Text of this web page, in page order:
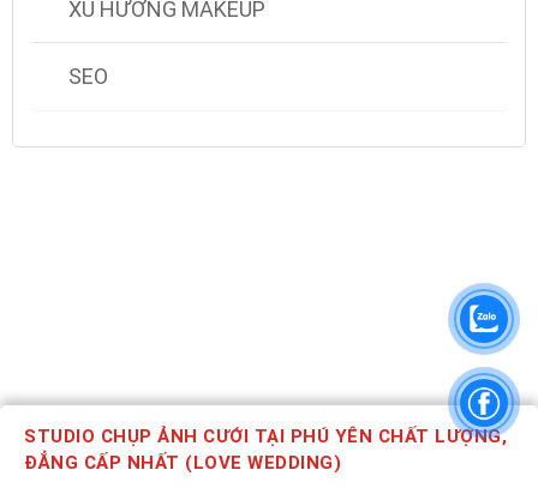
XU HƯỚNG MAKEUP
SEO
STUDIO CHỤP ẢNH CƯỚI TẠI PHÚ YÊN CHẤT LƯỢNG,
ĐẲNG CẤP NHẤT (LOVE WEDDING)